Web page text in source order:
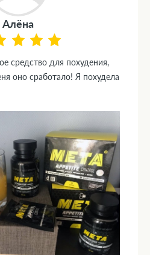
Алёна
средство для похудения,
оно сработало! Я похудела